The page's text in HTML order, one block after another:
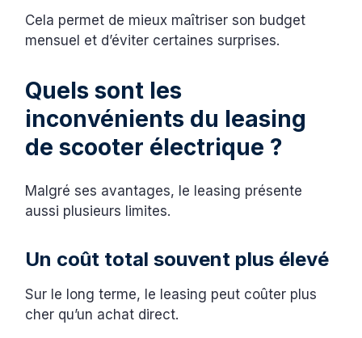
Cela permet de mieux maîtriser son budget
mensuel et d’éviter certaines surprises.
Quels sont les
inconvénients du leasing
de scooter électrique ?
Malgré ses avantages, le leasing présente
aussi plusieurs limites.
Un coût total souvent plus élevé
Sur le long terme, le leasing peut coûter plus
cher qu’un achat direct.